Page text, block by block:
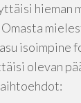
hieman
isoimpine
olevan